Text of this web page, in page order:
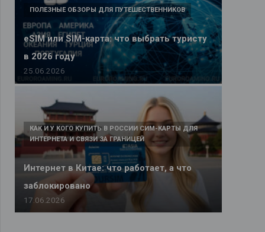
eSIM или SIM-карта: что выбрать туристу
в 2026 году
ПОЛЕЗНЫЕ ОБЗОРЫ ДЛЯ ПУТЕШЕСТВЕННИКОВ
25.06.2026
Интернет в Китае: что работает, а что
заблокировано
КАК И У КОГО КУПИТЬ В РОССИИ СИМ-КАРТЫ ДЛЯ
ИНТЕРНЕТА И СВЯЗИ ЗА ГРАНИЦЕЙ
17.06.2026